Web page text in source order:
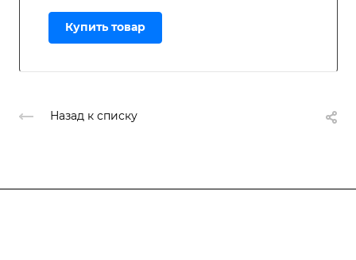
Купить товар
Назад к списку